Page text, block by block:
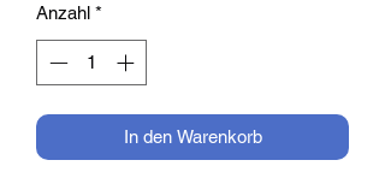
Anzahl *
In den Warenkorb